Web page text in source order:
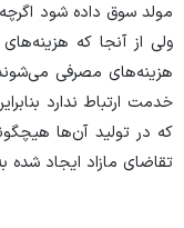
مولد سوق داده شود اگرچه
ولی از آنجا که
هزینه‌های مصرفی
خدمت ارتباط ندارد
که در تولید آن‌ها
تقاضای مازاد ایجاد شده